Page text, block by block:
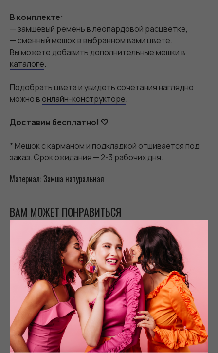
В комплекте:
— замшевый ремень в леопардовой расцветке,
— сменный мешок в выбранном вами цвете.
Вы можете добавить дополнительные мешки в
каталоге.
Подобрать цвета и увидеть сочетания наглядно
можно в онлайн-конструкторе.
Доставим бесплатно! 🤍
* Мешок с карманом и подкладкой отшивается под
заказ. Срок ожидания — 2-3 рабочих дня.
Материал: Замша натуральная
ВАМ МОЖЕТ ПОНРАВИТЬСЯ
-30% НОВИНКА